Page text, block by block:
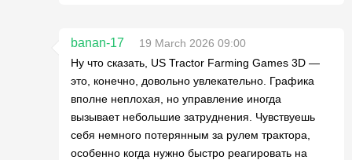
banan-17
19 March 2026 09:00
Ну что сказать, US Tractor Farming Games 3D —
это, конечно, довольно увлекательно. Графика
вполне неплохая, но управление иногда
вызывает небольшие затруднения. Чувствуешь
себя немного потерянным за рулем трактора,
особенно когда нужно быстро реагировать на